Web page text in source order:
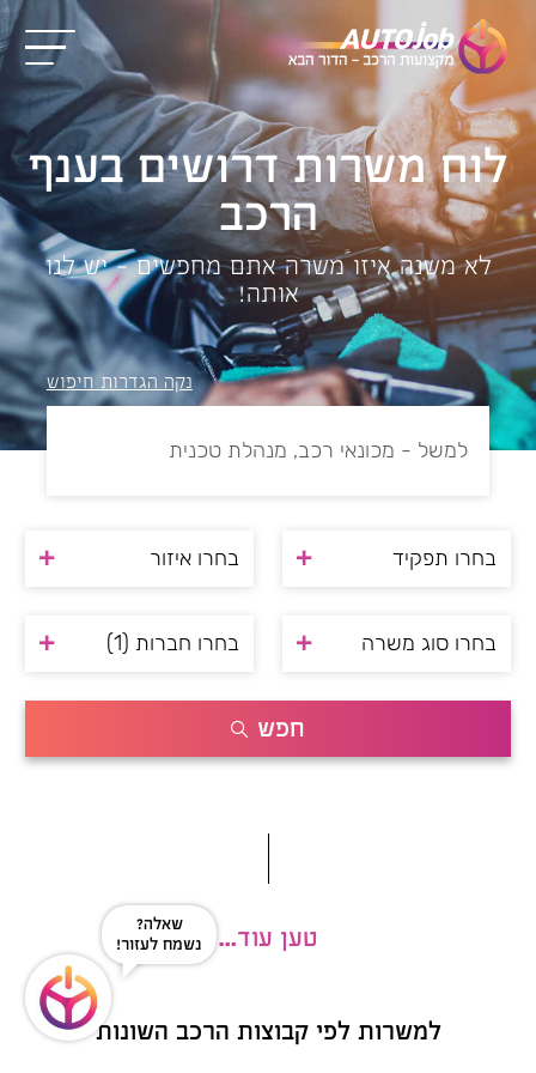
לוח משרות דרושים בענף
הרכב
לא משנה איזו משרה אתם מחפשים – יש לנו
אותה!
נקה הגדרות חיפוש
בחרו תפקיד בחרו איזור
בחרו סוג משרה בחרו חברות (1)
חפש
טען עוד…
למשרות לפי קבוצות הרכב השונות
שאלה?
נשמח לעזור!